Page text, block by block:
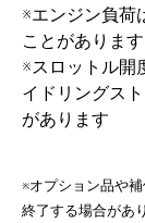
※エンジン負荷
ことがあります
※スロットル開
イドリングス
があります
※オプション品や
終了する場合があ